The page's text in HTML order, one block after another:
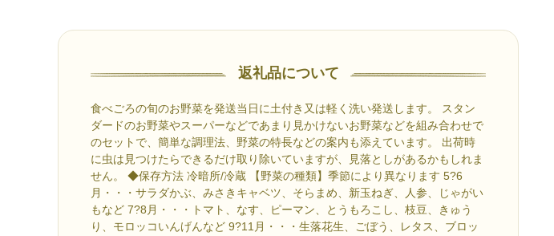
返礼品について
食べごろの旬のお野菜を発送当日に土付き又は軽く洗い発送します。 スタン
ダードのお野菜やスーパーなどであまり見かけないお野菜などを組み合わせで
のセットで、簡単な調理法、野菜の特長などの案内も添えています。 出荷時
に虫は見つけたらできるだけ取り除いていますが、見落としがあるかもしれま
せん。 ◆保存方法 冷暗所/冷蔵 【野菜の種類】季節により異なります 5?6
月・・・サラダかぶ、みさきキャベツ、そらまめ、新玉ねぎ、人参、じゃがい
もなど 7?8月・・・トマト、なす、ピーマン、とうもろこし、枝豆、きゅう
り、モロッコいんげんなど 9?11月・・・生落花生、ごぼう、レタス、ブロッ